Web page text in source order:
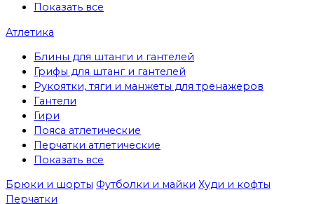
Показать все
Атлетика
Блины для штанги и гантелей
Грифы для штанг и гантелей
Рукоятки, тяги и манжеты для тренажеров
Гантели
Гири
Пояса атлетические
Перчатки атлетические
Показать все
Брюки и шорты Футболки и майки Худи и кофты
Перчатки